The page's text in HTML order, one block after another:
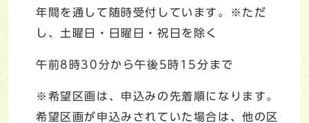
年間を通して随時受付しています。※ただ
し、土曜日・日曜日・祝日を除く
午前8時30分から午後5時15分まで
※希望区画は、申込みの先着順になります。
希望区画が申込みされていた場合は、他の区